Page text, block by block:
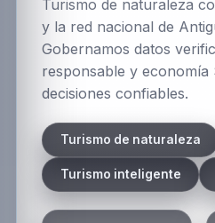
Turismo de naturaleza
y la red nacional de
Gobernamos datos
responsable y economía
decisiones confiables.
Turismo de naturaleza
Turismo inteligente